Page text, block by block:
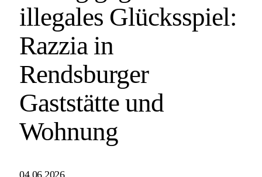
illegales Glücksspiel:
Razzia in
Rendsburger
Gaststätte und
Wohnung
04.06.2026